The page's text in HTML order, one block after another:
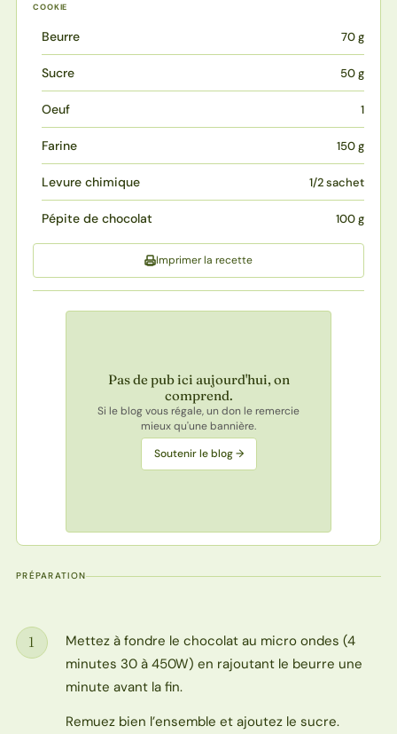
COOKIE
Beurre 70 g
Sucre 50 g
Oeuf 1
Farine 150 g
Levure chimique 1/2 sachet
Pépite de chocolat 100 g
Imprimer la recette
Pas de pub ici aujourd'hui, on
comprend.
Si le blog vous régale, un don le remercie
mieux qu'une bannière.
Soutenir le blog →
PRÉPARATION
Étape
1
Mettez à fondre le chocolat au micro ondes (4
minutes 30 à 450W) en rajoutant le beurre une
minute avant la fin.
Remuez bien l’ensemble et ajoutez le sucre.